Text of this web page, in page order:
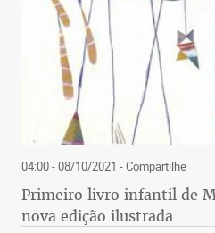
04:00 - 08/10/2021 - Compartilhe
Primeiro livro infantil de
nova edição ilustrada